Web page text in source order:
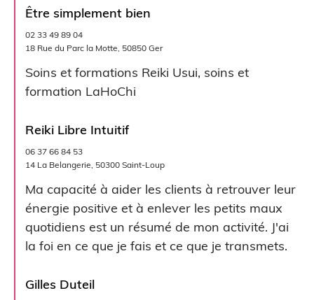
Être simplement bien
02 33 49 89 04
18 Rue du Parc la Motte, 50850 Ger
Soins et formations Reiki Usui, soins et
formation LaHoChi
Reiki Libre Intuitif
06 37 66 84 53
14 La Belangerie, 50300 Saint-Loup
Ma capacité à aider les clients à retrouver leur
énergie positive et à enlever les petits maux
quotidiens est un résumé de mon activité. J'ai
la foi en ce que je fais et ce que je transmets.
Gilles Duteil